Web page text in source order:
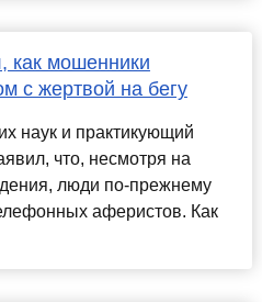
как мошенники
с жертвой на бегу
наук и практикующий
что, несмотря на
люди по‑прежнему
аферистов. Как